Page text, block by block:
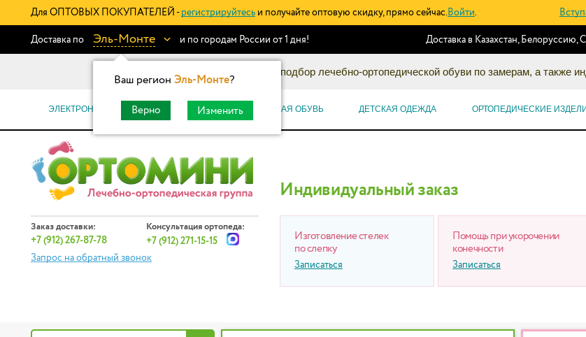
Для ОПТОВЫХ ПОКУПАТЕЛЕЙ - регистрируйтесь и получайте оптовую скидку, прямо сейчас.Войти.
Доставка по Эль-Монте
Ваш регион Эль-Монте?
Верно Изменить
и по городам России от 1 дня! Доставка в Казахстан, Белоруссию,
Информационный каталог: подбор лечебно-ортопедической обуви по замерам, а также
ЭЛЕКТРОННЫЕ СЕРТИФИКАТЫ ОРТОПЕДИЧЕСКАЯ ОБУВЬ ДЕТСКАЯ ОДЕЖДА ОРТОПЕДИЧЕСКИЕ
Заказ доставки:
+7 (912) 267-87-78
Консультация ортопеда:
+7 (912) 271-15-15
Запрос на обратный звонок
Индивидуальный заказ
Изготовление стелек
по слепку
Записаться
Помощь при укорочении
конечности
Записаться